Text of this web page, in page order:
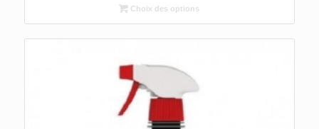
3,60 €
à
5,80 €
Choix des options